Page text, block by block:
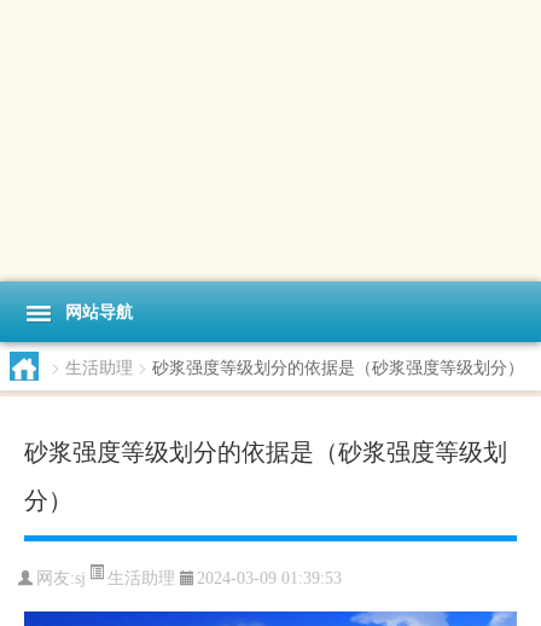
网站导航
> 生活助理 > 砂浆强度等级划分的依据是（砂浆强度等级划分）
砂浆强度等级划分的依据是（砂浆强度等级划
分）
网友:sj 生活助理 2024-03-09 01:39:53